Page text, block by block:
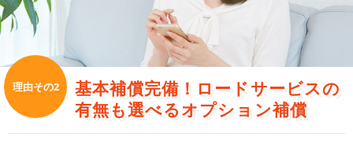
理由その2
基本補償完備！ロードサービスの
有無も選べるオプション補償